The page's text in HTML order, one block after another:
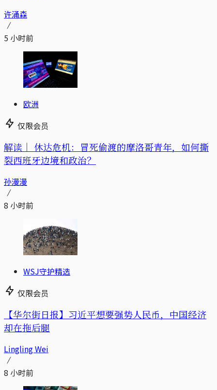
许涌森
5 小时前
欧洲
仅限会员
解读｜ 休达危机：冒死偷渡的摩洛哥青年，如何撕
裂西班牙边境和政治？
孙漫漫
8 小时前
WSJ守护精选
仅限会员
【华尔街日报】习近平想要强势人民币，中国经济
却在拖后腿
Lingling Wei
8 小时前